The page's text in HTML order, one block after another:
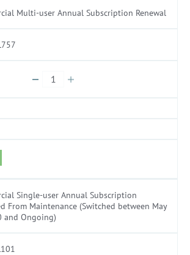
Multi-user Annual Subscription Renewal
Single-user Annual Subscription
From Maintenance (Switched between May
and Ongoing)